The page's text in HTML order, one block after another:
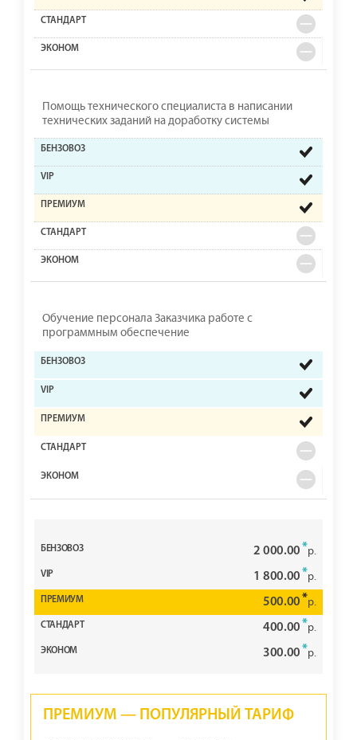
Помощь технического специалиста в написании
технических заданий на доработку системы
Обучение персонала Заказчика работе с
программным обеспечение
2 000.00*р.
1 800.00*р.
500.00*р.
400.00*р.
300.00*р.
ПРЕМИУМ — ПОПУЛЯРНЫЙ ТАРИФ